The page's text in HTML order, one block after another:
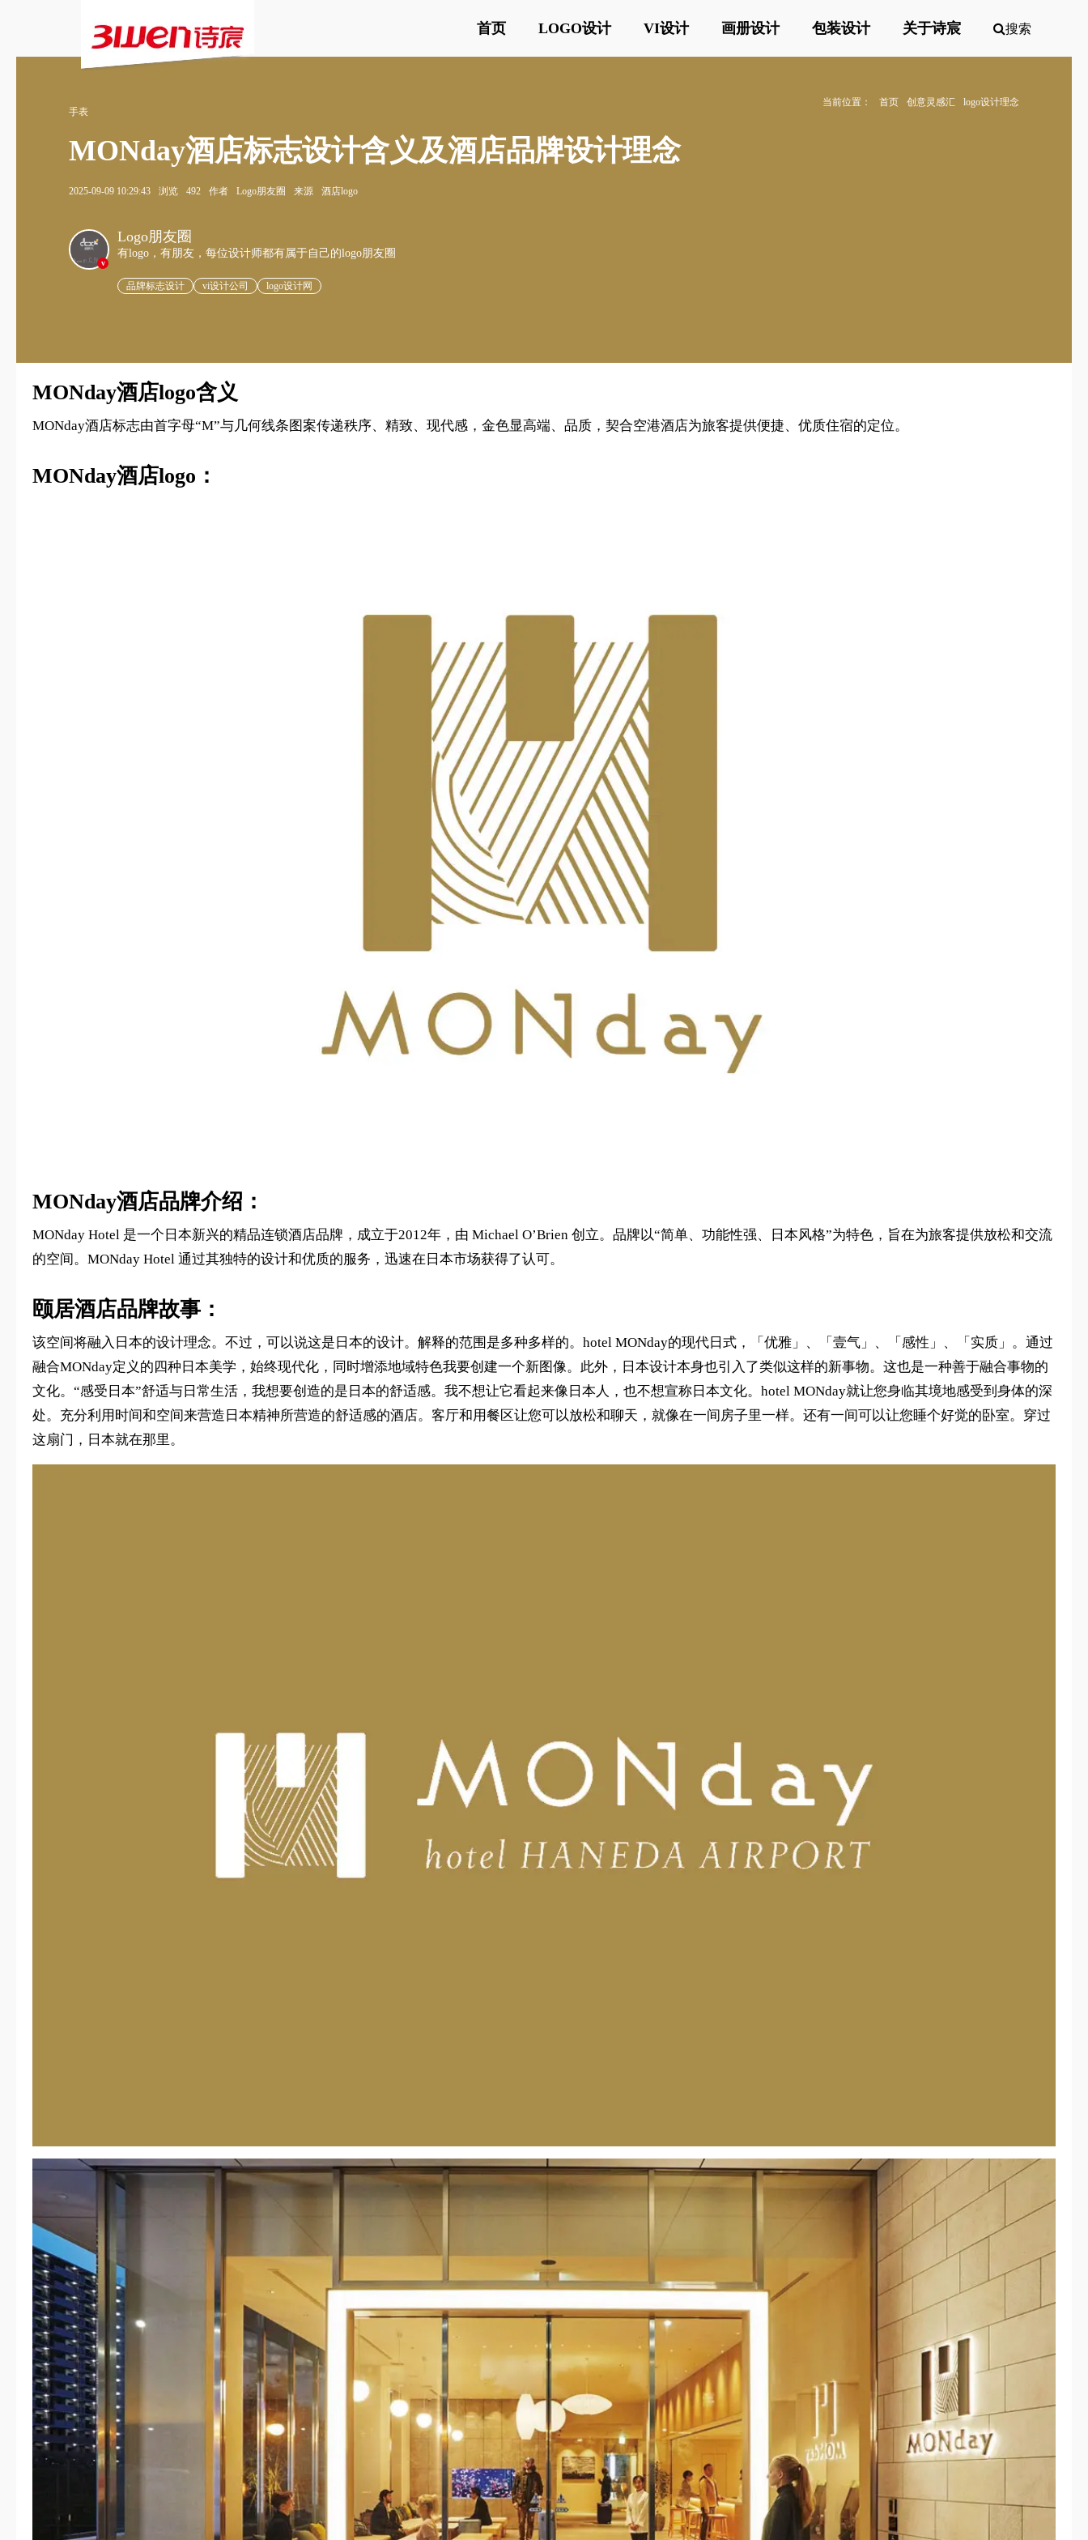
首页 LOGO设计 VI设计 画册设计 包装设计 关于诗宸 搜索
当前位置： 首页 创意灵感汇
logo设计理念
手表
MONday酒店标志设计含义及酒店品牌设计理念
2025-09-09 10:29:43 浏览 492 作者 Logo朋友圈 来源 酒店logo
v
Logo朋友圈
有logo，有朋友，每位设计师都有属于自己的logo朋友圈
品牌标志设计 vi设计公司 logo设计网
MONday酒店logo含义
MONday酒店标志由首字母“M”与几何线条图案传递秩序、精致、现代感，金色显高端、品质，契合空港酒店为旅客提供便捷、优质住宿的定位。
MONday酒店logo：
MONday酒店品牌介绍：
MONday Hotel 是一个日本新兴的精品连锁酒店品牌，成立于2012年，由 Michael O’Brien 创立。品牌以“简单、功能性强、日本风格”为特色，旨在为旅客提供放松和交流
的空间。MONday Hotel 通过其独特的设计和优质的服务，迅速在日本市场获得了认可。
颐居酒店品牌故事：
该空间将融入日本的设计理念。不过，可以说这是日本的设计。解释的范围是多种多样的。hotel MONday的现代日式，「优雅」、「壹气」、「感性」、「实质」。通过
融合MONday定义的四种日本美学，始终现代化，同时增添地域特色我要创建一个新图像。此外，日本设计本身也引入了类似这样的新事物。这也是一种善于融合事物的
文化。“感受日本”舒适与日常生活，我想要创造的是日本的舒适感。我不想让它看起来像日本人，也不想宣称日本文化。hotel MONday就让您身临其境地感受到身体的深
处。充分利用时间和空间来营造日本精神所营造的舒适感的酒店。客厅和用餐区让您可以放松和聊天，就像在一间房子里一样。还有一间可以让您睡个好觉的卧室。穿过
这扇门，日本就在那里。